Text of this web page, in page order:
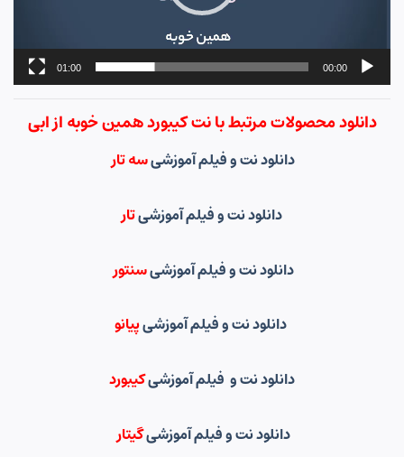
00:00
01:00
دانلود محصولات مرتبط با نت کیبورد همین خوبه از ابی
دانلود نت و فیلم آموزشیسه تار
دانلود نت و فیلم آموزشیتار
دانلود نت و فیلم آموزشیسنتور
دانلود نت و فیلم آموزشیپیانو
دانلود نت و فیلم آموزشیکیبورد
دانلود نت و فیلم آموزشیگیتار